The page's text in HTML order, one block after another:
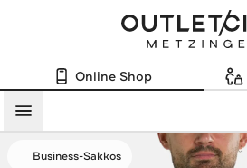
Online Shop
Menü
Business-Sakkos